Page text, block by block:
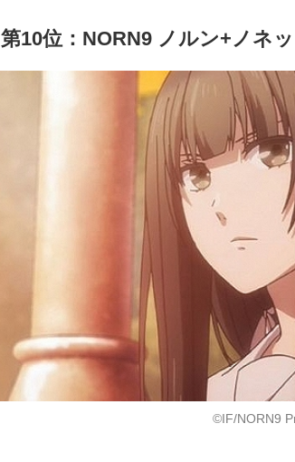
第10位：NORN9 ノルン+ノネ
©IF/NORN9